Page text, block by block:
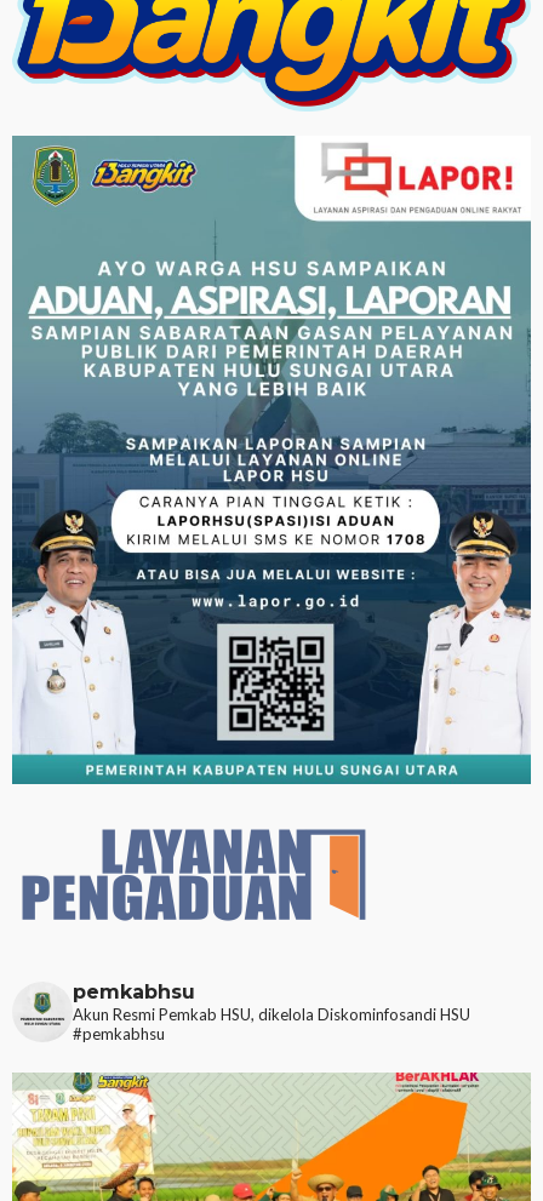
pemkabhsu
Akun Resmi Pemkab HSU, dikelola Diskominfosandi HSU
#pemkabhsu